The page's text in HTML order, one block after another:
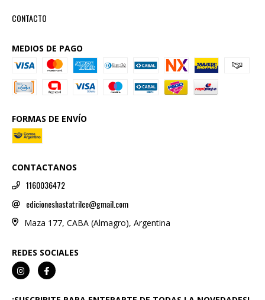
CONTACTO
MEDIOS DE PAGO
FORMAS DE ENVÍO
CONTACTANOS
1160036472
edicioneshastatrilce@gmail.com
Maza 177, CABA (Almagro), Argentina
REDES SOCIALES